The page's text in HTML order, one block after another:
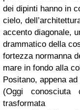
dei dipinti hanno in
cielo,
accento diagonale,
drammatico della
fortezza normanna
mare in fondo alla
Positano, appena
(Oggi
trasformata